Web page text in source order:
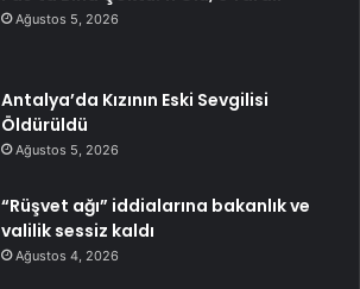
Ağustos 5, 2026
Antalya’da Kızının Eski Sevgilisi
Öldürüldü
Ağustos 5, 2026
“Rüşvet ağı” iddialarına bakanlık ve
valilik sessiz kaldı
Ağustos 4, 2026